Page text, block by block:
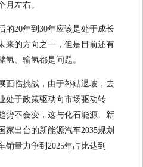
月左右。
的20年到30年应该是处于成长
来的方向之一，但是目前还有
氢、输氢都是问题。
面临挑战，由于补贴退坡，去
处于政策驱动向市场驱动转
势不会变，这与化石能源、新
家出台的新能源汽车2035规划
销量力争到2025年占比达到